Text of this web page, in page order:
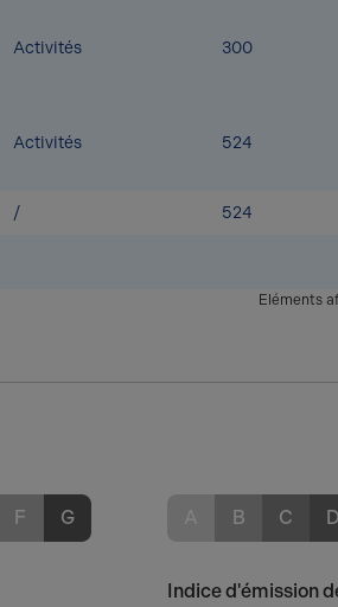
Activités 300
Activités 524
/ 524
Eléments
F G B C D
Indice d'émission